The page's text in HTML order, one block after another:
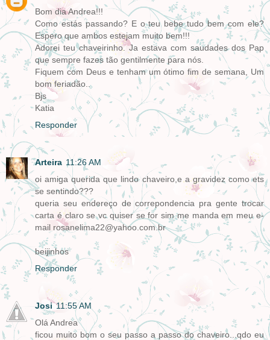
Bom dia Andrea!!!
Como estás passando? E o teu bebe tudo bem com ele?
Espero que ambos estejam muito bem!!!
Adorei teu chaveirinho. Ja estava com saudades dos Pap
que sempre fazes tão gentilmente para nós.
Fiquem com Deus e tenham um ótimo fim de semana, Um
bom feriadão..
Bjs
Katia
Responder
Arteira 11:26 AM
oi amiga querida que lindo chaveiro,e a gravidez como ets
se sentindo???
queria seu endereço de correpondencia pra gente trocar
carta é claro se vc quiser se for sim me manda em meu e-
mail rosanelima22@yahoo.com.br
beijinhos
Responder
Josi 11:55 AM
Olá Andrea
ficou muito bom o seu passo a passo do chaveiro...qdo eu